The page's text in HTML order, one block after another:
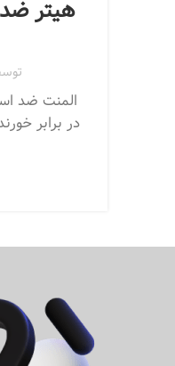
المنت ضد
در برابر